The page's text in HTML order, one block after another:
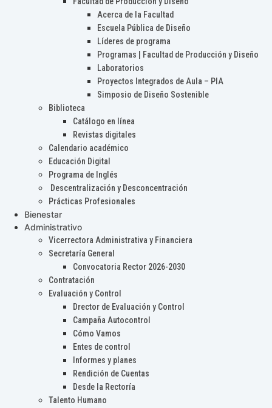
Acerca de la Facultad
Escuela Pública de Diseño
Líderes de programa
Programas | Facultad de Producción y Diseño
Laboratorios
Proyectos Integrados de Aula – PIA
Simposio de Diseño Sostenible
Biblioteca
Catálogo en línea
Revistas digitales
Calendario académico
Educación Digital
Programa de Inglés
Descentralización y Desconcentración
Prácticas Profesionales
Bienestar
Administrativo
Vicerrectora Administrativa y Financiera
Secretaría General
Convocatoria Rector 2026-2030
Contratación
Evaluación y Control
Drector de Evaluación y Control
Campaña Autocontrol
Cómo Vamos
Entes de control
Informes y planes
Rendición de Cuentas
Desde la Rectoría
Talento Humano